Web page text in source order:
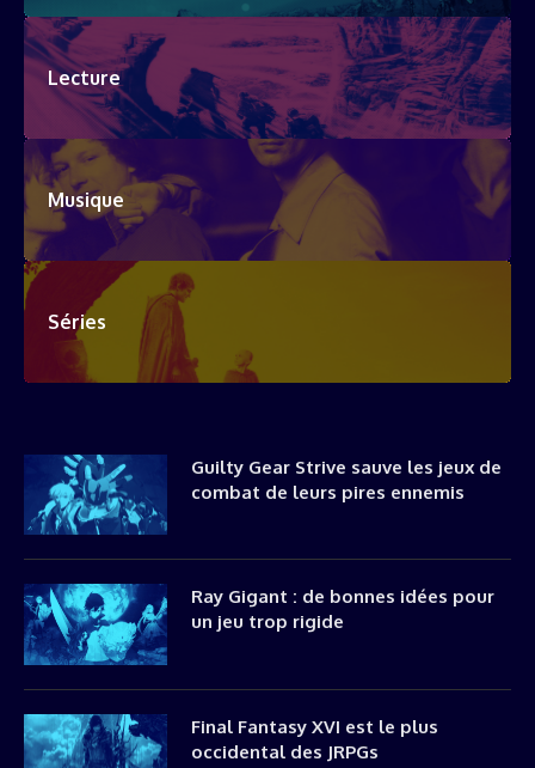
Lecture
Musique
Séries
Guilty Gear Strive sauve les jeux de
combat de leurs pires ennemis
Ray Gigant : de bonnes idées pour
un jeu trop rigide
Final Fantasy XVI est le plus
occidental des JRPGs